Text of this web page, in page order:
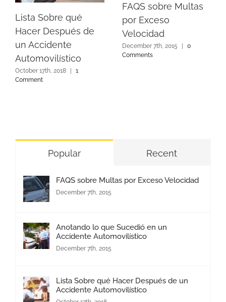
Lista Sobre qué
Hacer Después de
un Accidente
Automovilístico
October 17th, 2018
1
Comment
FAQS sobre Multas
por Exceso
Velocidad
December 7th, 2015
0
Comments
Popular Recent
FAQS sobre Multas por Exceso Velocidad
December 7th, 2015
Anotando lo que Sucedió en un
Accidente Automovilístico
December 7th, 2015
Lista Sobre qué Hacer Después de un
Accidente Automovilístico